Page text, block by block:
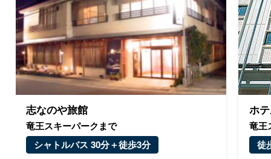
志なのや旅館
竜王スキーパークまで
シャトルバス 30分＋徒歩3分
ホ
竜王
徒